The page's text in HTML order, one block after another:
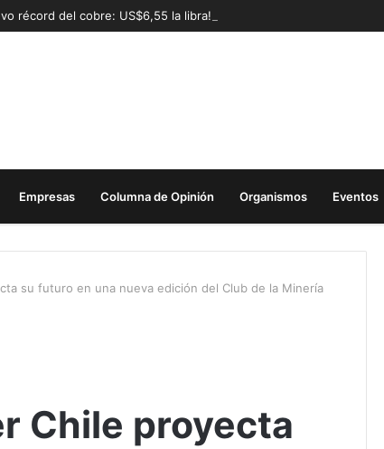
récord del cobre: US$6,55 la libra!
Empresas Columna de Opinión Organismos Eventos
su futuro en una nueva edición del Club de la Minería
Chile proyecta